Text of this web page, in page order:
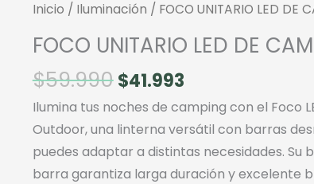
Inicio / Iluminación / FOCO UNITARIO LED DE
FOCO UNITARIO LED DE
$59.990El
precio
original
era:
$59.990.
$41.993El
precio
actual
es:
$41.993.
Ilumina tus noches de camping con el Foco
Outdoor, una linterna versátil con barras
puedes adaptar a distintas necesidades. Su
barra garantiza larga duración y excelente